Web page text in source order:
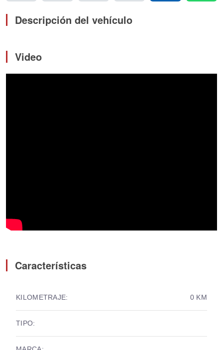
Descripción del vehículo
Video
Características
KILOMETRAJE: 0 KM
TIPO: